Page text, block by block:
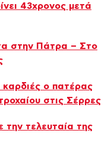
43χρονος μετά
στην Πάτρα – Στο
ο πατέρας
στις Σέρρες
τελευταία της